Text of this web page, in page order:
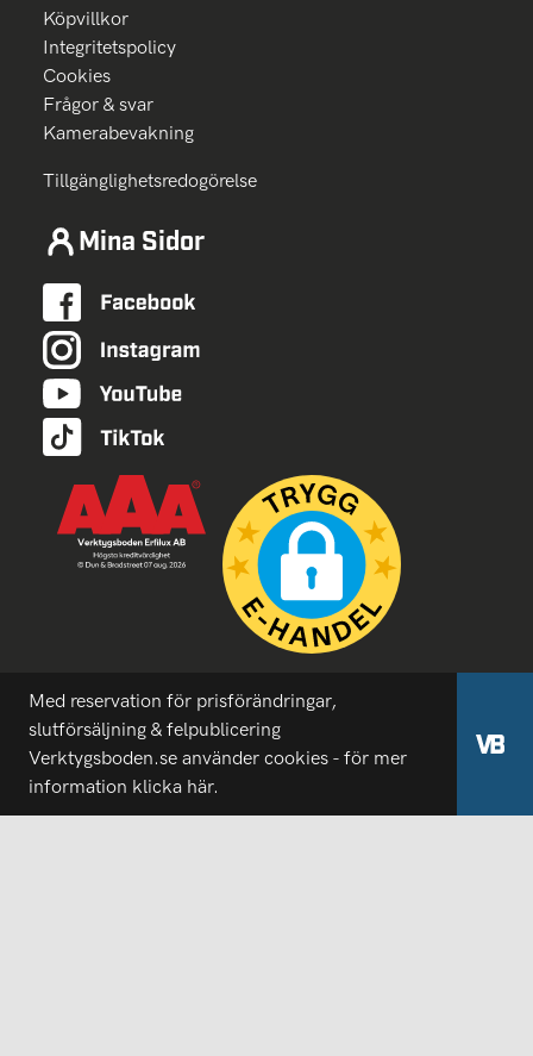
Köpvillkor
Integritetspolicy
Cookies
Frågor & svar
Kamerabevakning
Tillgänglighetsredogörelse
Mina Sidor
Med reservation för prisförändringar,
slutförsäljning & felpublicering
Verktygsboden.se använder cookies - för mer
information klicka här.